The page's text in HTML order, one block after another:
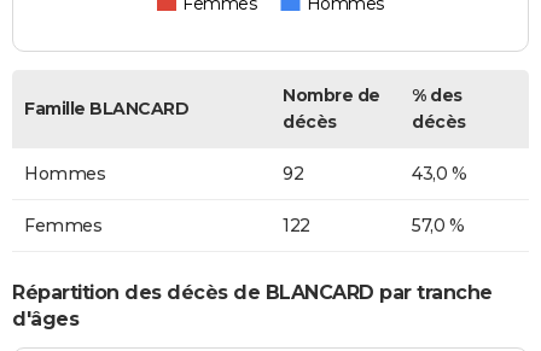
Famille BLANCARD
Nombre de
décès
% des
décès
Hommes 92 43,0 %
Femmes 122 57,0 %
Répartition des décès de BLANCARD par tranche
d'âges